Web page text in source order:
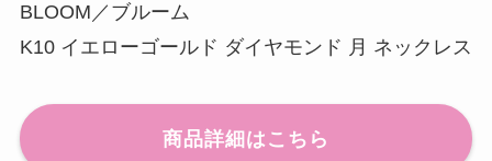
BLOOM／ブルーム
K10 イエローゴールド ダイヤモンド 月 ネックレス
商品詳細はこちら